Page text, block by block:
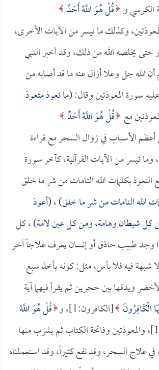
الكرسي و قُلْ هُوَ اللَّهُ أَحَدٌ
والمعوذتين، وكذلك ما تيسر من الآيات الأخرى،
حتى يخلصه الله من ذلك، وقد أخبر النبي
الله جل وعلا أزال عنه ما قد أصابه من
سورة المعوذتين وقال: (ما تعوذ متعوذ
مع قُلْ هُوَ اللَّهُ أَحَدٌ
من أعظم الأسباب في زوال السحر مع قراءة
وما تيسر من الآيات القرآنية، كآخر سورة
بكلمات الله التامات من شر ما خلق
الله التامات من شر ما خلق) ، (أعوذ
من كل شيطان وهامة، ومن كل عين لامة) ، كل
وجد طبيب حاذق أو إنسان يعرف علاجاً آخر
شبهة فيه فلا بأس، مثل: كونه يأخذ سبع
ويدقها بين حجرين ثم يقرأ فيهما آية
الْكَافِرُونَ [الكافرون:1]، و
قُلْ هُوَ اللَّهُ
[الإخلاص:1]، والمعوذتين وفاتحة الكتاب ثم يشرب منها
علاج السحر، وقد نفع كثيراً، وقد استعملناه